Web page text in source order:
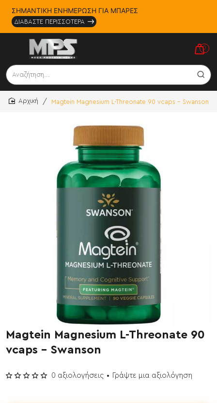
ΣΗΜΑΝΤΙΚΗ ΕΝΗΜΕΡΩΣΗ ΓΙΑ ΜΠΑΡΕΣ
ΔΙΑΒΑΣΤΕ ΠΕΡΙΣΣΟΤΕΡΑ
0
Αναζήτηση...
Magtein Magnesium L-Threonate 90 vcaps - Swanson
Έχει εξαντληθεί
Magtein Magnesium L-Threonate 90
vcaps - Swanson
0 αξιολογήσεις • Γράψτε μια αξιολόγηση